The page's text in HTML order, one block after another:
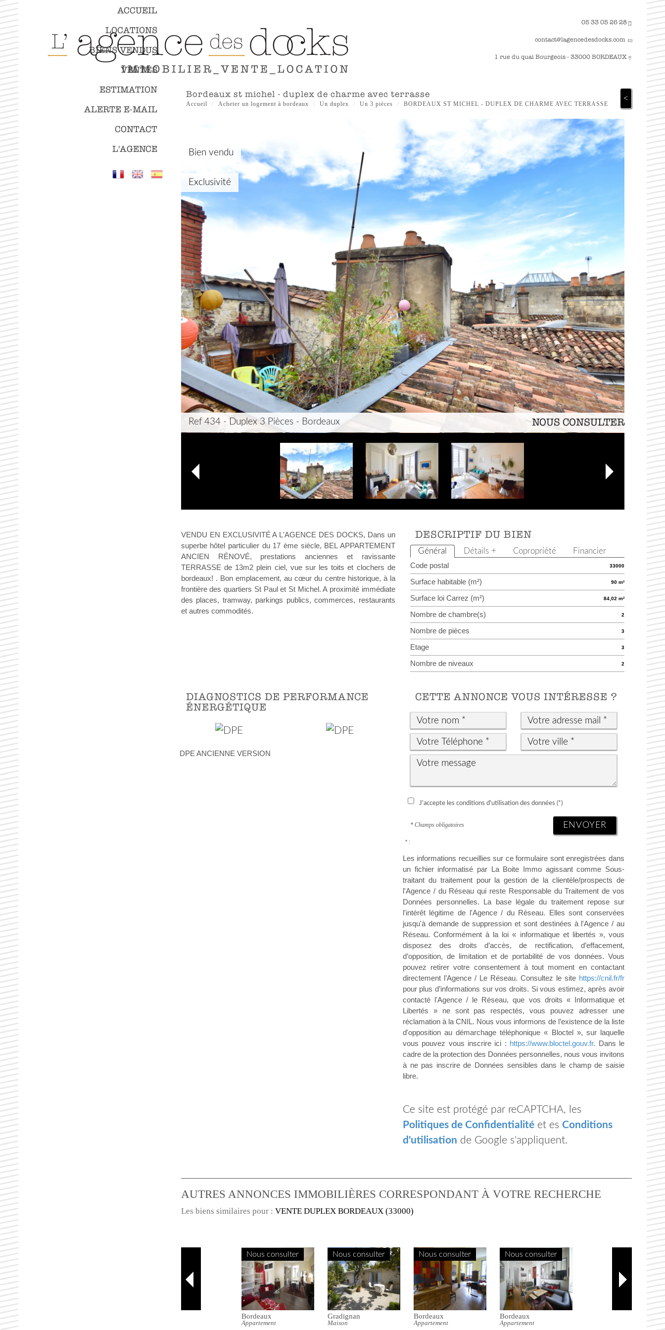
05 33 05 26 28
contact@lagencedesdocks.com
1 rue du quai Bourgeois - 33000 BORDEAUX
ACCUEIL
LOCATIONS
BIENS VENDUS
VENTES
ESTIMATION
ALERTE E-MAIL
CONTACT
L'AGENCE
bordeaux st michel - duplex de charme avec terrasse
Accueil Acheter un logement à bordeaux Un duplex Un 3 pièces BORDEAUX ST MICHEL - DUPLEX DE CHARME AVEC TERRASSE
<
Bien vendu
Exclusivité
Ref 434 - Duplex 3 Pièces - Bordeaux NOUS CONSULTER
VENDU EN EXCLUSIVITÉ A L'AGENCE DES DOCKS, Dans un
superbe hôtel particulier du 17 ème siècle, BEL APPARTEMENT
ANCIEN RÉNOVÉ, prestations anciennes et ravissante
TERRASSE de 13m2 plein ciel, vue sur les toits et clochers de
bordeaux! . Bon emplacement, au cœur du centre historique, à la
frontière des quartiers St Paul et St Michel. A proximité immédiate
des places, tramway, parkings publics, commerces, restaurants
et autres commodités.
DESCRIPTIF DU BIEN
Général Détails + Copropriété Financier
Code postal 33000
Surface habitable (m²) 90 m²
Surface loi Carrez (m²) 84,02 m²
Nombre de chambre(s) 2
Nombre de pièces 3
Etage 3
Nombre de niveaux 2
DIAGNOSTICS DE PERFORMANCE
ÉNERGÉTIQUE
DPE ANCIENNE VERSION
CETTE ANNONCE VOUS INTÉRESSE ?
J'accepte les conditions d'utilisation des données (*)
* Champs obligatoires ENVOYER
* :
Les informations recueillies sur ce formulaire sont enregistrées dans
un fichier informatisé par La Boite Immo agissant comme Sous-
traitant du traitement pour la gestion de la clientèle/prospects de
l'Agence / du Réseau qui reste Responsable du Traitement de vos
Données personnelles. La base légale du traitement repose sur
l'intérêt légitime de l'Agence / du Réseau. Elles sont conservées
jusqu'à demande de suppression et sont destinées à l'Agence / au
Réseau. Conformément à la loi « informatique et libertés », vous
disposez des droits d’accès, de rectification, d’effacement,
d’opposition, de limitation et de portabilité de vos données. Vous
pouvez retirer votre consentement à tout moment en contactant
directement l’Agence / Le Réseau. Consultez le site https://cnil.fr/fr
pour plus d’informations sur vos droits. Si vous estimez, après avoir
contacté l'Agence / le Réseau, que vos droits « Informatique et
Libertés » ne sont pas respectés, vous pouvez adresser une
réclamation à la CNIL. Nous vous informons de l’existence de la liste
d'opposition au démarchage téléphonique « Bloctel », sur laquelle
vous pouvez vous inscrire ici : https://www.bloctel.gouv.fr. Dans le
cadre de la protection des Données personnelles, nous vous invitons
à ne pas inscrire de Données sensibles dans le champ de saisie
libre.
Ce site est protégé par reCAPTCHA, les
Politiques de Confidentialitéet es Conditions
d'utilisation de Google s'appliquent.
AUTRES ANNONCES IMMOBILIÈRES CORRESPONDANT À VOTRE RECHERCHE
Les biens similaires pour : VENTE DUPLEX BORDEAUX (33000)
Nous consulter
Bordeaux
Appartement
Nous consulter
Bordeaux
Appartement
Nous consulter
Bordeaux
Duplex
Nous consulter
Bordeaux
Appartement